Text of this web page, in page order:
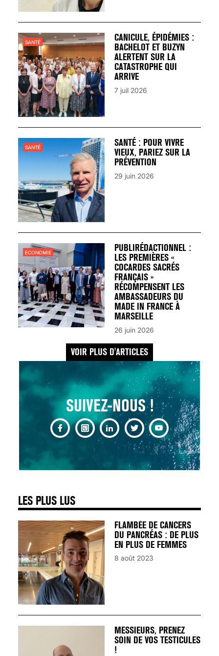
CANICULE, ÉPIDÉMIES :
BACHELOT ET BUZYN
ALERTENT SUR LA
CATASTROPHE QUI
ARRIVE
SANTÉ
7 juil 2026
SANTÉ : POUR VIVRE
VIEUX, PARIEZ SUR LA
PRÉVENTION
SANTÉ
29 juin 2026
PUBLIRÉDACTIONNEL :
LES PREMIÈRES «
COCARDES SACRÉS
FRANÇAIS »
RÉCOMPENSENT LES
AMBASSADEURS DU
MADE IN FRANCE À
MARSEILLE
ECONOMIE
26 juin 2026
VOIR PLUS D'ARTICLES
SUIVEZ-NOUS !
LES PLUS LUS
30 mai 2023
SCANNER, IRM, RADIO,
POUR TOUTES LES
MALADIES
18 juil 2022
INSUFFISANCE
CARDIAQUE : LES
SIGNAUX D’ALERTE
AVANT… LA MORT
25 août 2024
FLAMBÉE DE CANCERS
DU PANCRÉAS : DE PLUS
EN PLUS DE FEMMES
8 août 2023
MESSIEURS, PRENEZ
SOIN DE VOS TESTICULES
!